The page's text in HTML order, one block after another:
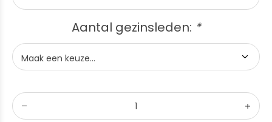
Aantal gezinsleden: *